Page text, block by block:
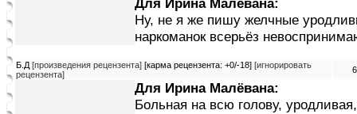
Для Ирина Малёвана:
Ну, не я же пишу желчные
наркоманок всерьёз
Б.Д [произведения рецензента] [карма рецензента: +0/-18] [игнорировать
рецензента]
Для Ирина Малёвана:
Больная на всю голову,